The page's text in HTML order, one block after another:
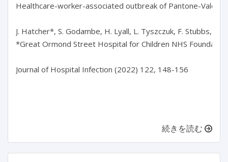
Healthcare-worker-associated outbreak of Pantone-
J. Hatcher*, S. Godambe, H. Lyall, L. Tyszczuk, F. Stubbs, N.
*Great Ormond Street Hospital for Children NHS
Journal of Hospital Infection (2022) 122, 148-156
続きを読む